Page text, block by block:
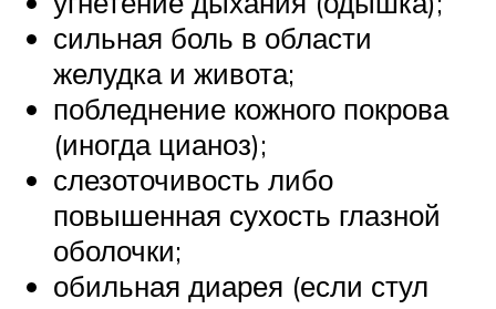
сильная боль в области
желудка и живота;
побледнение кожного покрова
(иногда цианоз);
слезоточивость либо
повышенная сухость глазной
оболочки;
обильная диарея (если стул